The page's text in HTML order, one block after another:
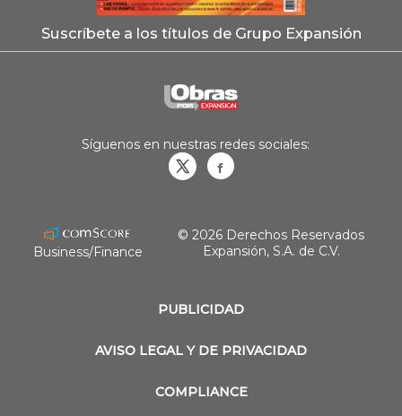
Suscríbete a los títulos de Grupo Expansión
PUBLICIDAD
AVISO LEGAL Y DE PRIVACIDAD
COMPLIANCE
Síguenos en nuestras redes sociales:
Business/Finance
© 2026 Derechos Reservados
Expansión, S.A. de C.V.